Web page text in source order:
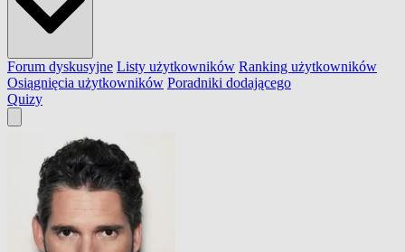
Forum dyskusyjne Listy użytkowników Ranking użytkowników
Osiągnięcia użytkowników Poradniki dodającego
Quizy